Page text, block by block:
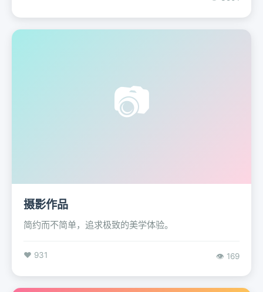
📷
摄影作品
简约而不简单，追求极致的美学体验。
❤️ 931 👁️ 169